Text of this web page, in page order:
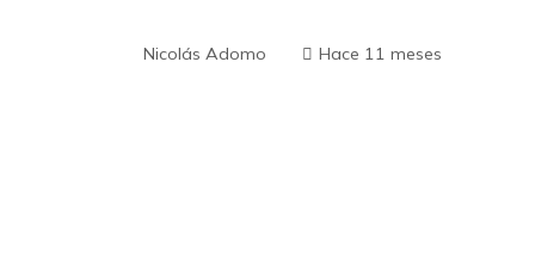
Nicolás Adomo Hace 11 meses